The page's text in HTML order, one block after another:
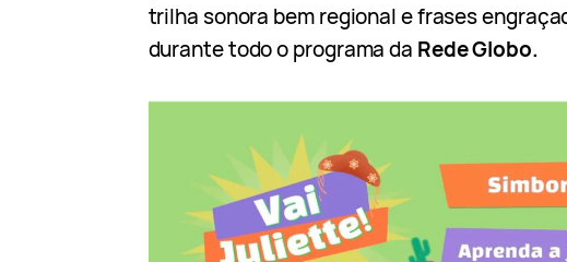
trilha sonora bem regional e frases
durante todo o programa da Rede Globo.